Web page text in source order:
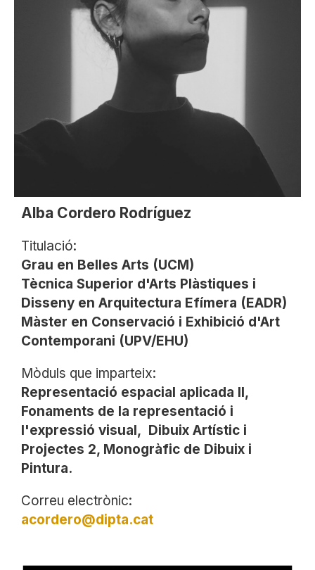
Alba Cordero Rodríguez
Titulació:
Grau en Belles Arts (UCM)
Tècnica Superior d'Arts Plàstiques i
Disseny en Arquitectura Efímera (EADR)
Màster en Conservació i Exhibició d'Art
Contemporani (UPV/EHU)
Mòduls que imparteix:
Representació espacial aplicada II,
Fonaments de la representació i
l'expressió visual, Dibuix Artístic i
Projectes 2, Monogràfic de Dibuix i
Pintura.
Correu electrònic:
acordero@dipta.cat